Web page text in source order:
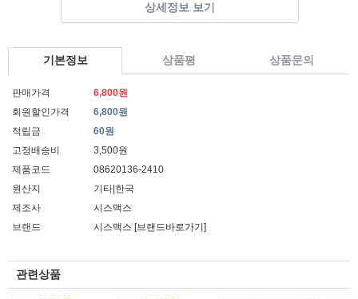
상세정보 보기
기본정보 상품평 상품문의
판매가격
6,800원
회원할인가격
6,800원
적립금
60원
고정배송비
3,500원
제품코드
08620136-2410
원산지
기타|한국
제조사
시스맥스
브랜드
시스맥스 [브랜드바로가기]
관련상품